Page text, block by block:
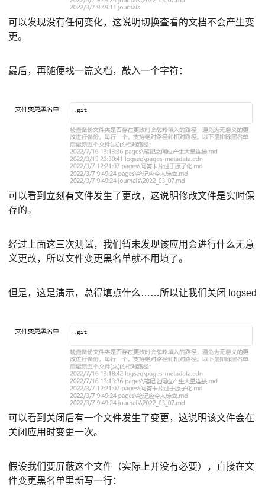
可以发现没有任何变化，这说明切换查看的文档不会产生变
更。
最后，再随便找一篇文档，敲入一个字符：
可以看到立刻有文件发生了更改，这说明修改文件是实时保
存的。
经过上面这三次测试，我们暂未发现该应用会进行什么无意
义更改，所以文件变更黑名单就不用填了。
但是，这是演示，总得填点什么……所以让我们关闭 logsed
可以看到关闭后有一个文件发生了变更，这说明该文件会在
关闭应用时变更一次。
假设我们要屏蔽这个文件（实际上并没有必要），直接在文
件变更黑名单里新写一行：